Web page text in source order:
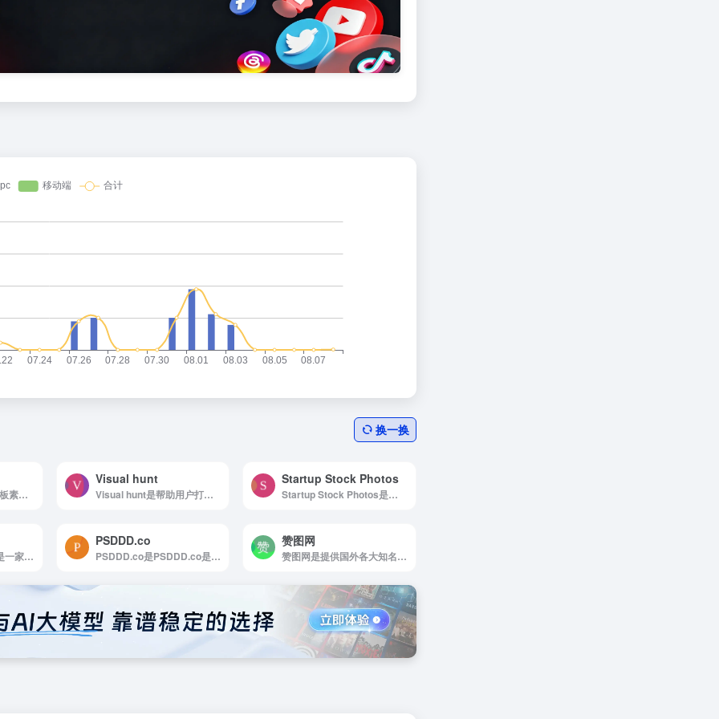
换一换
PPT超级市场是ppt模板素材下载永不收费
Visual hunt
Visual hunt是帮助用户打造个性化家居空间
Startup Stock Photos
Startup Stock Photos是免费的办公类高清图片
站长素材是站长素材是一家大型综合设计类素材网站，提供高清图片素材、PSD素材、PPT模板、网页模板、脚本素材、简历模板、QQ表情、矢量素材、3D素材、酷站欣赏、Flash动画等设计素材，免费安...
PSDDD.co
PSDDD.co是PSDDD.co是专业UI设计师的免费Photoshop PSD和Sketch App资源的广泛集合。
赞图网
赞图网是提供国外各大知名平台的素材